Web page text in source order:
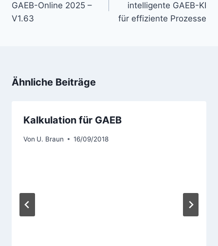
GAEB-Online 2025 –
V1.63
intelligente GAEB-KI
für effiziente Prozesse
Ähnliche Beiträge
Kalkulation für GAEB
Von U. Braun 16/09/2018